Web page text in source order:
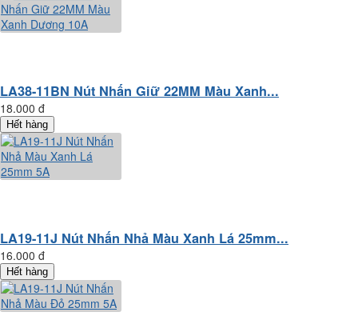
LA38-11BN Nút Nhấn Giữ 22MM Màu Xanh...
18.000 đ
Hết hàng
LA19-11J Nút Nhấn Nhả Màu Xanh Lá 25mm...
16.000 đ
Hết hàng